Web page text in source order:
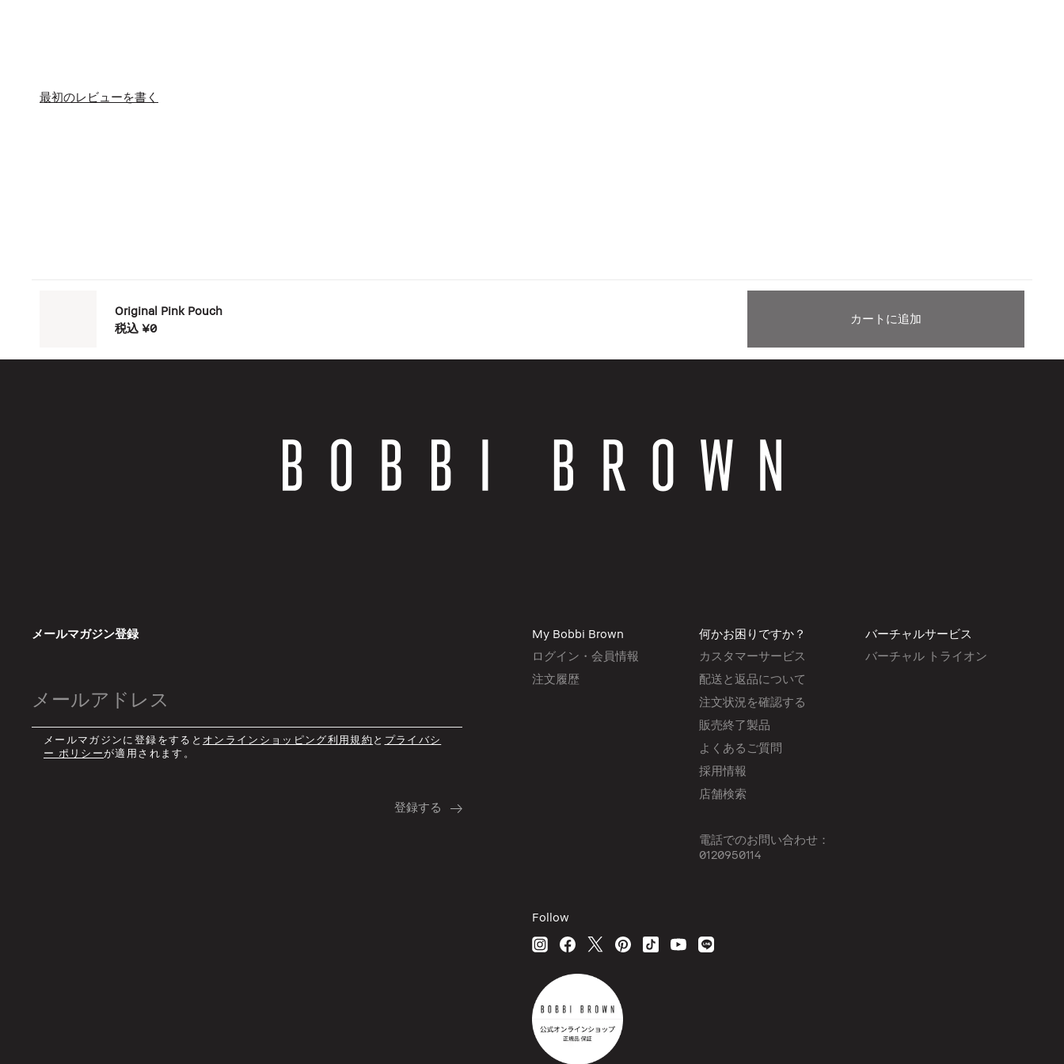
最初のレビューを書く
Original Pink Pouch
税込 ¥0
カートに追加
メールマガジン登録
メールマガジンに登録をすると オンラインショッピング利用規約 と プライバシ
ー ポリシーが適用されます。
My Bobbi Brown
ログイン・会員情報
注文履歴
何かお困りですか？
カスタマーサービス
配送と返品について
注文状況を確認する
販売終了製品
よくあるご質問
採用情報
店舗検索
電話でのお問い合わせ：
0120950114
バーチャルサービス
バーチャル トライオン
Follow